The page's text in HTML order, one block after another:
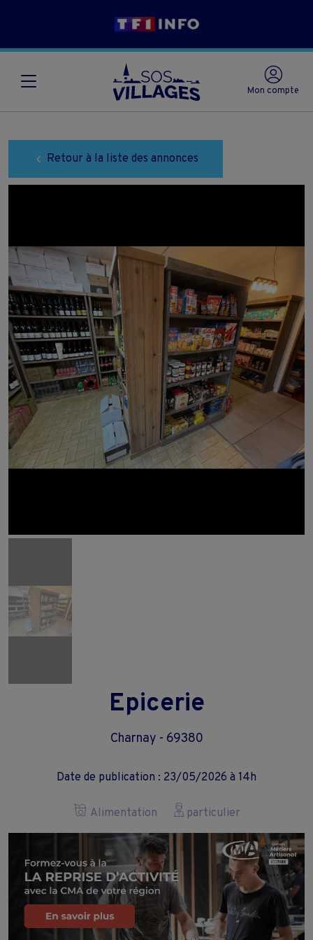
Mon compte
Retour à la liste des annonces
Epicerie
Charnay - 69380
Date de publication : 23/05/2026 à 14h
Alimentation particulier